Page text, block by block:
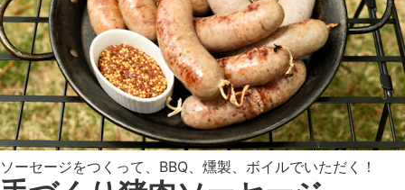
ソーセージをつくって、BBQ、燻製、ボイルでいただく！